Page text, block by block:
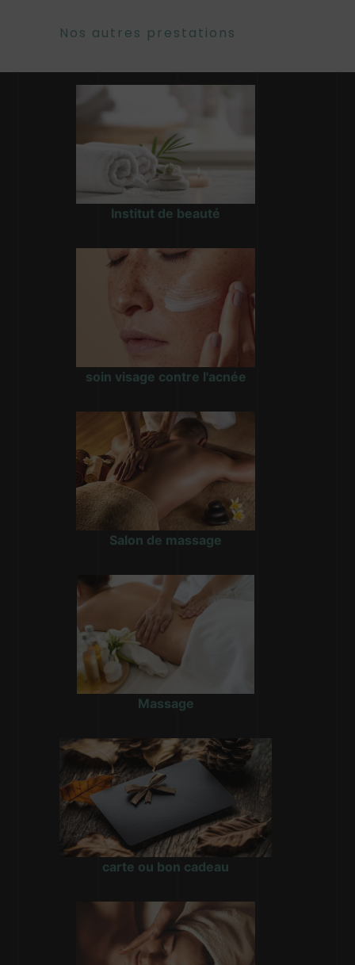
Nos autres prestations
Institut de beauté
soin visage contre l'acnée
Salon de massage
Massage
carte ou bon cadeau